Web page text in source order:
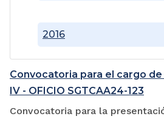
2016
Convocatoria para el cargo de
IV - OFICIO SGTCAA24-123
Convocatoria para la